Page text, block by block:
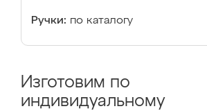
Ручки: по каталогу
Изготовим по
индивидуальному